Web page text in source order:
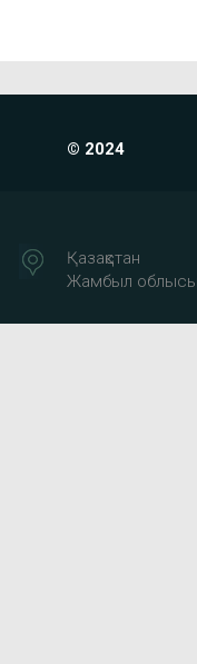
© 2024
Қазақстан
Жамбыл облысы,